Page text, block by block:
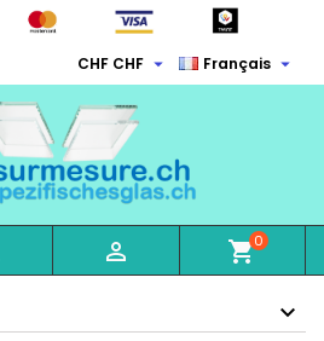
Français 
CHF CHF 
 shopping_cart0